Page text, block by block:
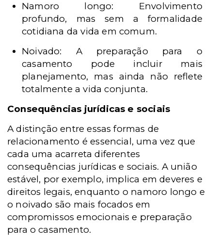
Namoro longo: Envolvimento
profundo, mas sem a formalidade
cotidiana da vida em comum.
Noivado: A preparação para o
casamento pode incluir mais
planejamento, mas ainda não reflete
totalmente a vida conjunta.
Consequências jurídicas e sociais
A distinção entre essas formas de
relacionamento é essencial, uma vez que
cada uma acarreta diferentes
consequências jurídicas e sociais. A união
estável, por exemplo, implica em deveres e
direitos legais, enquanto o namoro longo e
o noivado são mais focados em
compromissos emocionais e preparação
para o casamento.